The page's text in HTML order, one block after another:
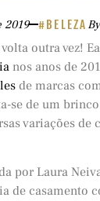
2019 #BELEZA
volta outra vez!
nos anos de
de marcas
se de um
variações de
por Laura
de casamento